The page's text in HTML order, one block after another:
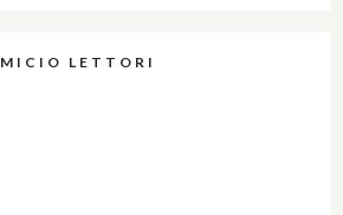
MICIO LETTORI